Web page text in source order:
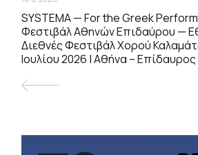
SYSTEMA — For the Greek
Φεστιβάλ Αθηνών Επιδαύρου —
Διεθνές Φεστιβάλ Χορού
Ιουλίου 2026 | Αθήνα –